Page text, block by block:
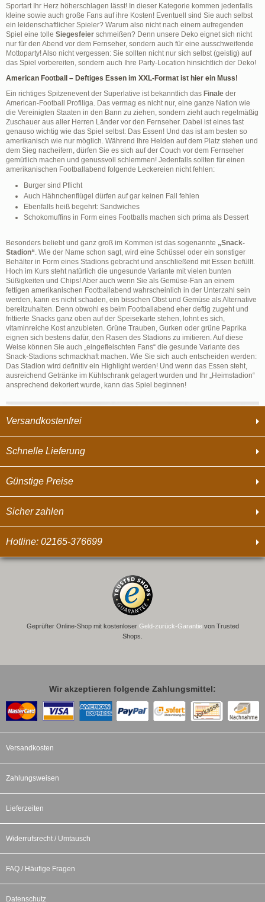
Versandkostenfrei
Schnelle Lieferung
Günstige Preise
Sicher zahlen
Hotline: 02165-376699
Sportart Ihr Herz höherschlagen lässt! In dieser Kategorie kommen jedenfalls
kleine sowie auch große Fans auf ihre Kosten! Eventuell sind Sie auch selbst
ein leidenschaftlicher Spieler? Warum also nicht nach einem aufregenden
Spiel eine tolle Siegesfeier schmeißen? Denn unsere Deko eignet sich nicht
nur für den Abend vor dem Fernseher, sondern auch für eine ausschweifende
Mottoparty! Also nicht vergessen: Sie sollten nicht nur sich selbst (geistig) auf
das Spiel vorbereiten, sondern auch Ihre Party-Location hinsichtlich der Deko!
American Football – Deftiges Essen im XXL-Format ist hier ein Muss!
Ein richtiges Spitzenevent der Superlative ist bekanntlich das Finale der
American-Football Profiliga. Das vermag es nicht nur, eine ganze Nation wie
die Vereinigten Staaten in den Bann zu ziehen, sondern zieht auch regelmäßig
Zuschauer aus aller Herren Länder vor den Fernseher. Dabei ist eines fast
genauso wichtig wie das Spiel selbst: Das Essen! Und das ist am besten so
amerikanisch wie nur möglich. Während Ihre Helden auf dem Platz stehen und
dem Sieg nacheifern, dürfen Sie es sich auf der Couch vor dem Fernseher
gemütlich machen und genussvoll schlemmen! Jedenfalls sollten für einen
amerikanischen Footballabend folgende Leckereien nicht fehlen:
Burger sind Pflicht
Auch Hähnchenflügel dürfen auf gar keinen Fall fehlen
Ebenfalls heiß begehrt: Sandwiches
Schokomuffins in Form eines Footballs machen sich prima als Dessert
Besonders beliebt und ganz groß im Kommen ist das sogenannte „Snack-
Stadion“ . Wie der Name schon sagt, wird eine Schüssel oder ein sonstiger
Behälter in Form eines Stadions gebracht und anschließend mit Essen befüllt.
Hoch im Kurs steht natürlich die ungesunde Variante mit vielen bunten
Süßigkeiten und Chips! Aber auch wenn Sie als Gemüse-Fan an einem
fettigen amerikanischen Footballabend wahrscheinlich in der Unterzahl sein
werden, kann es nicht schaden, ein bisschen Obst und Gemüse als Alternative
bereitzuhalten. Denn obwohl es beim Footballabend eher deftig zugeht und
frittierte Snacks ganz oben auf der Speisekarte stehen, lohnt es sich,
vitaminreiche Kost anzubieten. Grüne Trauben, Gurken oder grüne Paprika
eignen sich bestens dafür, den Rasen des Stadions zu imitieren. Auf diese
Weise können Sie auch „eingefleischten Fans“ die gesunde Variante des
Snack-Stadions schmackhaft machen. Wie Sie sich auch entscheiden werden:
Das Stadion wird definitiv ein Highlight werden! Und wenn das Essen steht,
ausreichend Getränke im Kühlschrank gelagert wurden und Ihr „Heimstadion“
ansprechend dekoriert wurde, kann das Spiel beginnen!
Geprüfter Online-Shop mit kostenloser Geld-zurück-Garantievon Trusted
Shops.
Wir akzeptieren folgende Zahlungsmittel:
Versandkosten
Zahlungsweisen
Lieferzeiten
Widerrufsrecht / Umtausch
FAQ / Häufige Fragen
Datenschutz